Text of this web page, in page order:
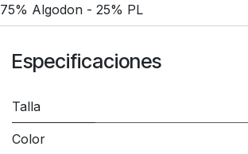
75% Algodon - 25% PL
Especificaciones
Talla
Color